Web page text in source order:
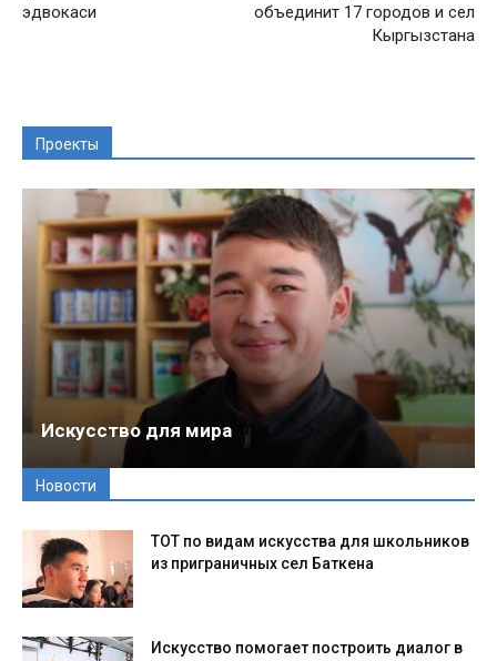
эдвокаси
объединит 17 городов и сел
Кыргызстана
Проекты
Искусство для мира
Новости
ТОТ по видам искусства для школьников
из приграничных сел Баткена
Искусство помогает построить диалог в